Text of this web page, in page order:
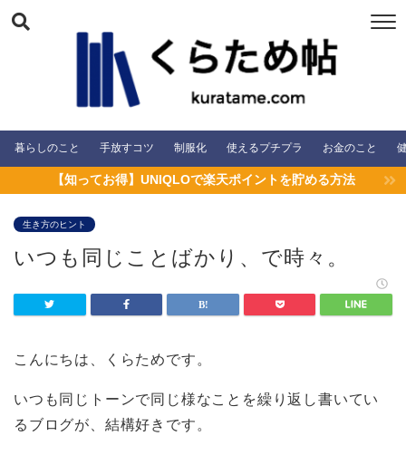
暮らしのこと 手放すコツ 制服化 使えるプチプラ お金のこと
【知ってお得】UNIQLOで楽天ポイントを貯める方法
生き方のヒント
いつも同じことばかり、で時々。
こんにちは、くらためです。
いつも同じトーンで同じ様なことを繰り返し書いてい
るブログが、結構好きです。